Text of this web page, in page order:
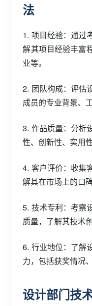
法
1. 项目经验：通过
解其项目经验丰富
业等。
2. 团队构成：评估
成员的专业背景、
3. 作品质量：分析
性、创新性、实用性
4. 客户评价：收集
解其在市场上的口碑
5. 技术专利：考察
质量，了解其技术
6. 行业地位：了解
力，包括获奖情况
设计部门技